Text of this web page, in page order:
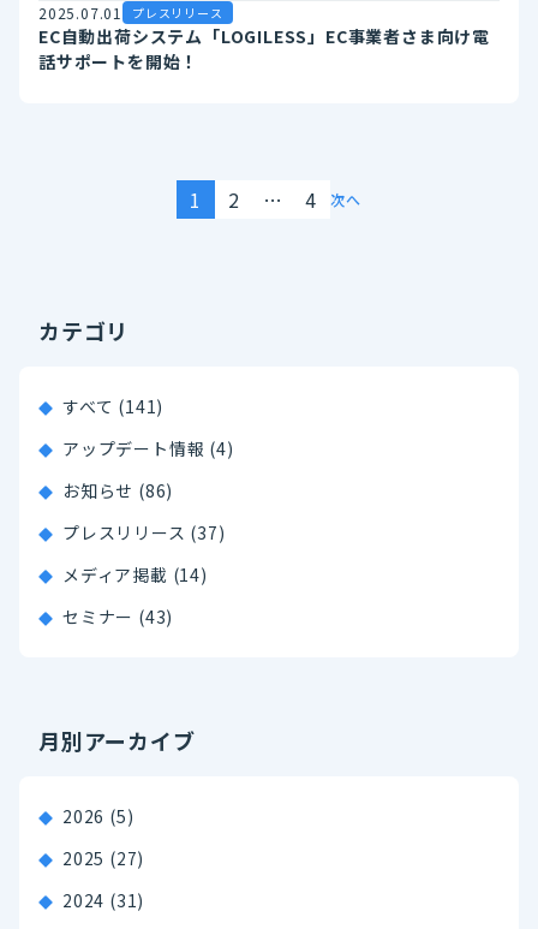
2025.07.01 プレスリリース
EC自動出荷システム「LOGILESS」EC事業者さま向け電
話サポートを開始！
1 2 … 4 次へ
カテゴリ
すべて (141)
アップデート情報 (4)
お知らせ (86)
プレスリリース (37)
メディア掲載 (14)
セミナー (43)
月別アーカイブ
2026 (5)
2025 (27)
2024 (31)